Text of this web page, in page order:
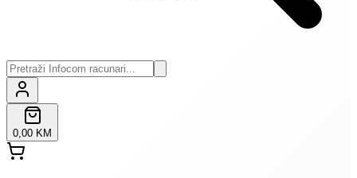
0,00 KM